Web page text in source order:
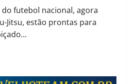
futebol nacional, agora
Jitsu, estão prontas para